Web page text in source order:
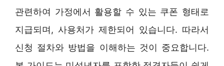
관련하여 가정에서 활용할 수 있는 쿠폰 형태로
지급되며, 사용처가 제한되어 있습니다. 따라서
신청 절차와 방법을 이해하는 것이 중요합니다.